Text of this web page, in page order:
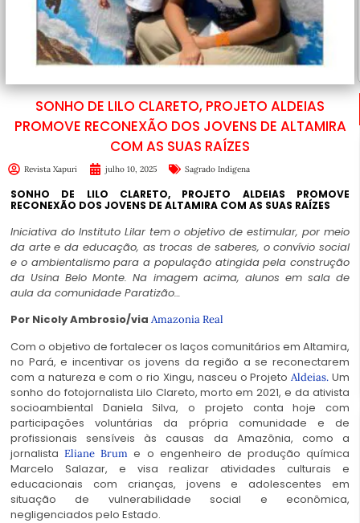
SONHO DE LILO CLARETO, PROJETO ALDEIAS
PROMOVE RECONEXÃO DOS JOVENS DE ALTAMIRA
COM AS SUAS RAÍZES
Revista Xapuri julho 10, 2025 Sagrado Indígena
SONHO DE LILO CLARETO, PROJETO ALDEIAS PROMOVE
RECONEXÃO DOS JOVENS DE ALTAMIRA COM AS SUAS RAÍZES
Iniciativa do Instituto Lilar tem o objetivo de estimular, por meio
da arte e da educação, as trocas de saberes, o convívio social
e o ambientalismo para a população atingida pela construção
da Usina Belo Monte. Na imagem acima, alunos em sala de
aula da comunidade Paratizão…
Por Nicoly Ambrosio/via Amazonia Real
Com o objetivo de fortalecer os laços comunitários em Altamira,
no Pará, e incentivar os jovens da região a se reconectarem
com a natureza e com o rio Xingu, nasceu o ProjetoAldeias. Um
sonho do fotojornalista Lilo Clareto, morto em 2021, e da ativista
socioambiental Daniela Silva, o projeto conta hoje com
participações voluntárias da própria comunidade e de
profissionais sensíveis às causas da Amazônia, como a
jornalistaEliane Brum e o engenheiro de produção química
Marcelo Salazar, e visa realizar atividades culturais e
educacionais com crianças, jovens e adolescentes em
situação de vulnerabilidade social e econômica,
negligenciados pelo Estado.